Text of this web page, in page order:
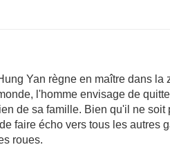
Yan règne en maître dans la
l'homme envisage de
de sa famille. Bien qu'il ne soit
faire écho vers tous les autres
roues.